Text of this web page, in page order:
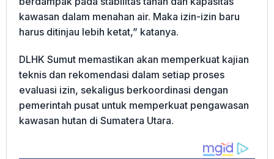
kawasan dalam menahan air. Maka izin-izin baru
harus ditinjau lebih ketat,” katanya.
DLHK Sumut memastikan akan memperkuat kajian
teknis dan rekomendasi dalam setiap proses
evaluasi izin, sekaligus berkoordinasi dengan
pemerintah pusat untuk memperkuat pengawasan
kawasan hutan di Sumatera Utara.